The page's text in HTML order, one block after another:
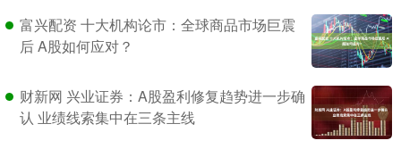
富兴配资 十大机构论市：全球商品市场巨震
后 A股如何应对？
财新网 兴业证券：A股盈利修复趋势进一步确
认 业绩线索集中在三条主线